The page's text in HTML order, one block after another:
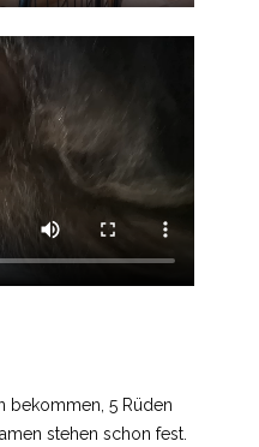
bekommen, 5 Rüden
stehen schon fest.